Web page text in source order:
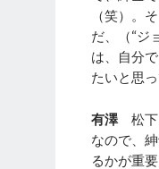
（笑）。
だ、（“ジ
は、自分
たいと思っ
有澤松下
なので、
るかが重